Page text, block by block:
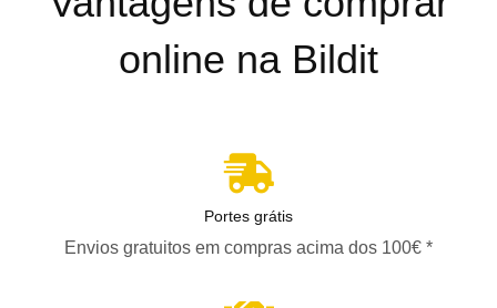
online na Bildit
Portes grátis
Envios gratuitos em compras acima dos 100€ *